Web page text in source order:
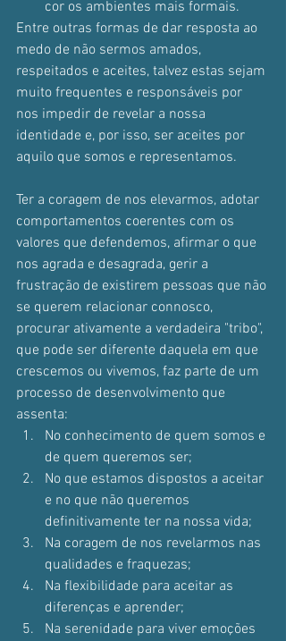
cor os ambientes mais formais.
Entre outras formas de dar resposta ao
medo de não sermos amados,
respeitados e aceites, talvez estas sejam
muito frequentes e responsáveis por
nos impedir de revelar a nossa
identidade e, por isso, ser aceites por
aquilo que somos e representamos.
Ter a coragem de nos elevarmos, adotar
comportamentos coerentes com os
valores que defendemos, afirmar o que
nos agrada e desagrada, gerir a
frustração de existirem pessoas que não
se querem relacionar connosco,
procurar ativamente a verdadeira "tribo",
que pode ser diferente daquela em que
crescemos ou vivemos, faz parte de um
processo de desenvolvimento que
assenta:
No conhecimento de quem somos e
de quem queremos ser;
No que estamos dispostos a aceitar
e no que não queremos
definitivamente ter na nossa vida;
Na coragem de nos revelarmos nas
qualidades e fraquezas;
Na flexibilidade para aceitar as
diferenças e aprender;
Na serenidade para viver emoções